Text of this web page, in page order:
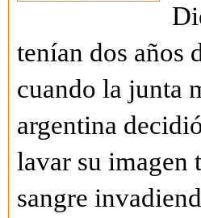
tenían dos años
cuando la junta
argentina
lavar su imagen
sangre